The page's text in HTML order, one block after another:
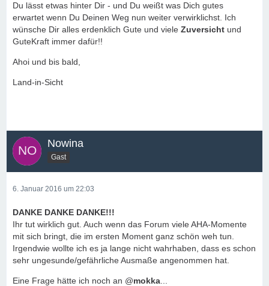
Du lässt etwas hinter Dir - und Du weißt was Dich gutes
erwartet wenn Du Deinen Weg nun weiter verwirklichst. Ich
wünsche Dir alles erdenklich Gute und viele Zuversicht und
GuteKraft immer dafür!!
Ahoi und bis bald,
Land-in-Sicht
Nowina
Gast
6. Januar 2016 um 22:03
DANKE DANKE DANKE!!!
Ihr tut wirklich gut. Auch wenn das Forum viele AHA-Momente
mit sich bringt, die im ersten Moment ganz schön weh tun.
Irgendwie wollte ich es ja lange nicht wahrhaben, dass es schon
sehr ungesunde/gefährliche Ausmaße angenommen hat.
Eine Frage hätte ich noch an @mokka